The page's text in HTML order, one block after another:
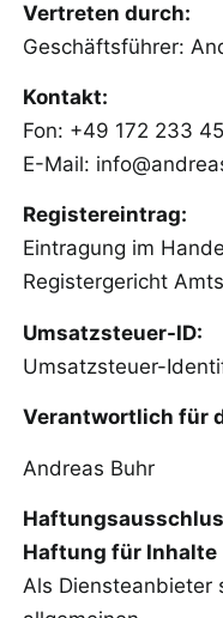
Vertreten durch:
Geschäftsführer:
Kontakt:
Fon: +49 172 233
E-Mail:
Registereintrag:
Eintragung im
Registergericht
Umsatzsteuer-ID:
Umsatzsteuer-
Verantwortlich für
Andreas Buhr
Haftung für Inhalte
Als Diensteanbieter